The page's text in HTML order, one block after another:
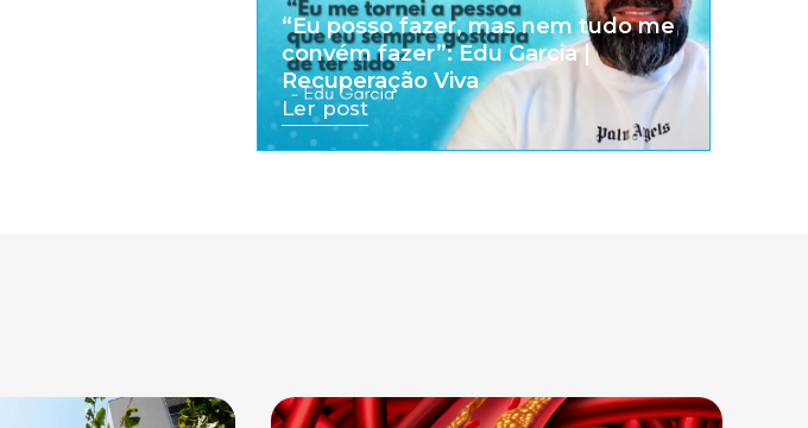
“Eu posso fazer, mas nem tudo me
convém fazer”: Edu Garcia |
Recuperação Viva
Ler post